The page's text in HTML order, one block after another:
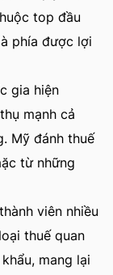
top đầu
phía được lợi
gia hiện
mạnh cả
Mỹ đánh thuế
từ những
viên nhiều
thuế quan
mang lại